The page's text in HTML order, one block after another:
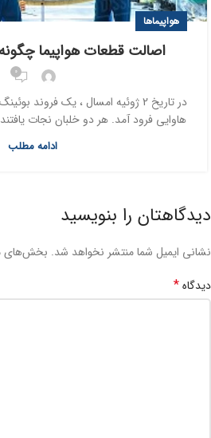
هواپیماها
اصالت قطعات هواپیما
0
هاوایی فرود آمد. هر دو خلبان نجات
ادامه مطلب
دیدگاهتان را بنویسید
نشانی ایمیل شما منتشر نخواهد شد. بخش‌های
دیدگاه*